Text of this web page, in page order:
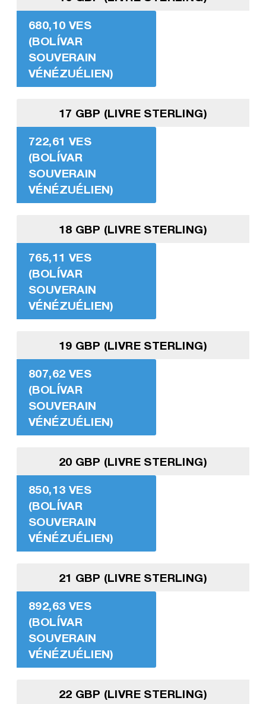
680,10 VES
(BOLÍVAR
SOUVERAIN
VÉNÉZUÉLIEN)
17 GBP (LIVRE STERLING)
722,61 VES
(BOLÍVAR
SOUVERAIN
VÉNÉZUÉLIEN)
18 GBP (LIVRE STERLING)
765,11 VES
(BOLÍVAR
SOUVERAIN
VÉNÉZUÉLIEN)
19 GBP (LIVRE STERLING)
807,62 VES
(BOLÍVAR
SOUVERAIN
VÉNÉZUÉLIEN)
20 GBP (LIVRE STERLING)
850,13 VES
(BOLÍVAR
SOUVERAIN
VÉNÉZUÉLIEN)
21 GBP (LIVRE STERLING)
892,63 VES
(BOLÍVAR
SOUVERAIN
VÉNÉZUÉLIEN)
22 GBP (LIVRE STERLING)